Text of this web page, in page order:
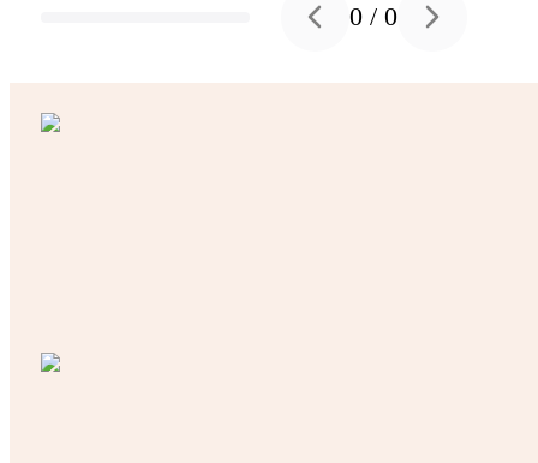
Previous slide
0 /0 Next slide